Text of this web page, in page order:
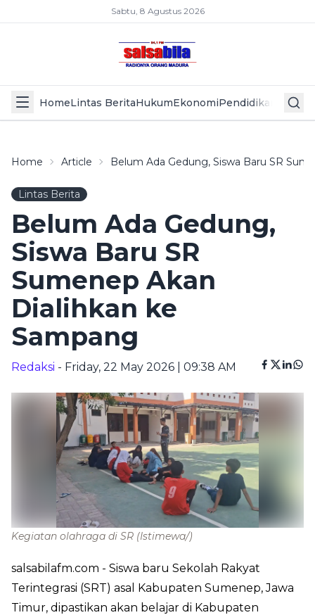
Sabtu, 8 Agustus 2026
HomeLintas BeritaHukumEkonomiPendidikan Politik
Home Article Belum Ada Gedung, Siswa Baru SR
Lintas Berita
Belum Ada Gedung,
Siswa Baru SR
Sumenep Akan
Dialihkan ke
Sampang
Redaksi - Friday, 22 May 2026 | 09:38 AM
Kegiatan olahraga di SR (Istimewa/)
salsabilafm.com - Siswa baru Sekolah Rakyat
Terintegrasi (SRT) asal Kabupaten Sumenep, Jawa
Timur, dipastikan akan belajar di Kabupaten